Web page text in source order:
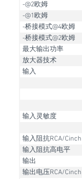
-@2欧姆
-@1欧姆
-桥接模式@4欧姆
-桥接模式@2欧姆
最大输出功率
放大器技术
输入
输入灵敏度
输入阻抗RCA/Cinch
输入阻抗高电平
输出
输出电压RCA/Cinch